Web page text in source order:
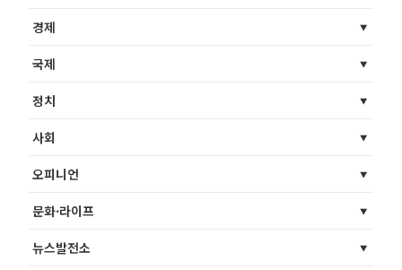
경제
국제
정치
사회
오피니언
문화·라이프
뉴스발전소